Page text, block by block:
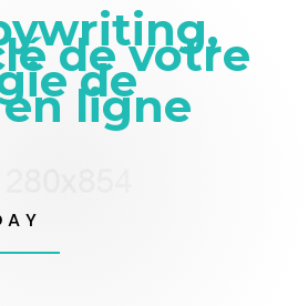
de votre
de
ligne